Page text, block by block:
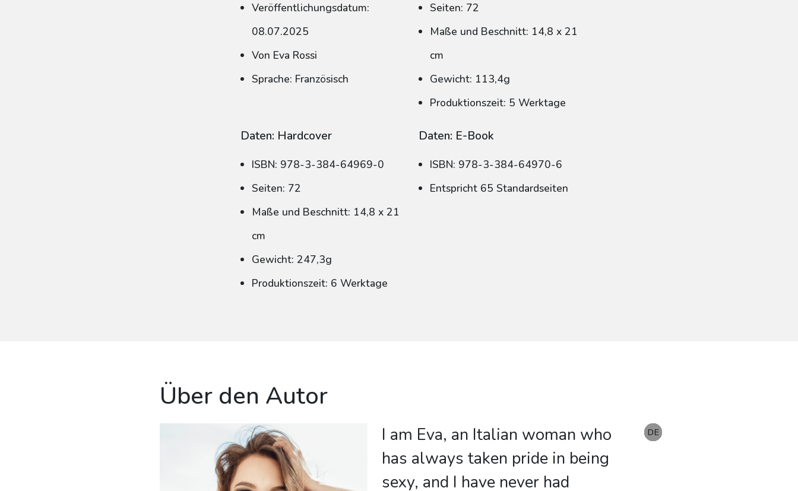
Veröffentlichungsdatum:
08.07.2025
Von Eva Rossi
Sprache: Französisch
Seiten: 72
Maße und Beschnitt: 14,8 x 21
cm
Gewicht: 113,4g
Produktionszeit: 5 Werktage
Daten: Hardcover
ISBN: 978-3-384-64969-0
Seiten: 72
Maße und Beschnitt: 14,8 x 21
cm
Gewicht: 247,3g
Produktionszeit: 6 Werktage
Daten: E-Book
ISBN: 978-3-384-64970-6
Entspricht 65 Standardseiten
Über den Autor
I am Eva, an Italian woman who
has always taken pride in being
sexy, and I have never had
EN
DE
DE
DE
DE
DE
DE